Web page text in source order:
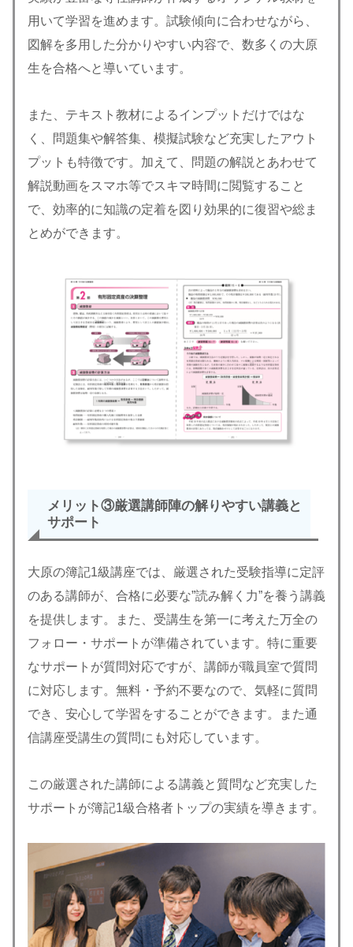
用いて学習を進めます。試験傾向に合わせながら、
図解を多用した分かりやすい内容で、数多くの大原
生を合格へと導いています。
また、テキスト教材によるインプットだけではな
く、問題集や解答集、模擬試験など充実したアウト
プットも特徴です。加えて、問題の解説とあわせて
解説動画をスマホ等でスキマ時間に閲覧すること
で、効率的に知識の定着を図り効果的に復習や総ま
とめができます。
メリット③厳選講師陣の解りやすい講義と
サポート
大原の簿記1級講座では、厳選された受験指導に定評
のある講師が、合格に必要な”読み解く力”を養う講義
を提供します。また、受講生を第一に考えた万全の
フォロー・サポートが準備されています。特に重要
なサポートが質問対応ですが、講師が職員室で質問
に対応します。無料・予約不要なので、気軽に質問
でき、安心して学習をすることができます。また通
信講座受講生の質問にも対応しています。
この厳選された講師による講義と質問など充実した
サポートが簿記1級合格者トップの実績を導きます。